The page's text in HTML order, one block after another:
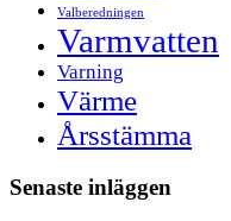
Valberedningen
Varmvatten
Varning
Värme
Årsstämma
Senaste inläggen